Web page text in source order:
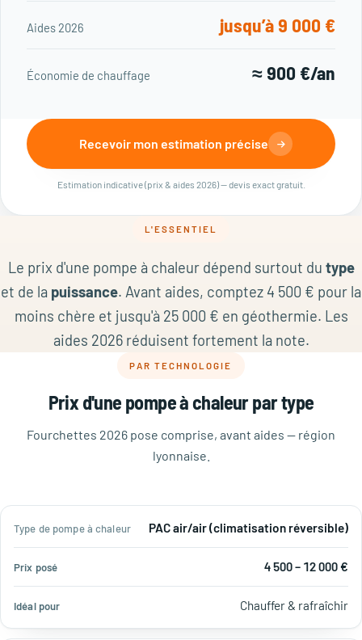
Aides 2026 jusqu’à 9 000 €
Économie de chauffage ≈ 900 €/an
Recevoir mon estimation précise
Estimation indicative (prix & aides 2026) — devis exact gratuit.
L'ESSENTIEL
Le prix d'une pompe à chaleur dépend surtout du type
et de la puissance. Avant aides, comptez 4 500 € pour la
moins chère et jusqu'à 25 000 € en géothermie. Les
aides 2026 réduisent fortement la note.
PAR TECHNOLOGIE
Prix d'une pompe à chaleur par type
Fourchettes 2026 pose comprise, avant aides — région
lyonnaise.
Type
pompe
Prix
Idéal
PAC air/air (climatisation réversible)
4 500 – 12 000 €
Chauffer & rafraîchir